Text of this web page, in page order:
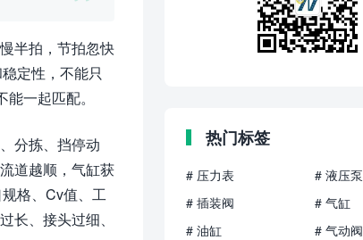
半拍，节拍忽快
定性，不能只
一起匹配。
分拣、挡停动
道越顺，气缸获
格、Cv值、工
、接头过细、
热门标签
# 压力表
# 液压泵
# 插装阀
# 气缸
# 油缸
# 气动阀